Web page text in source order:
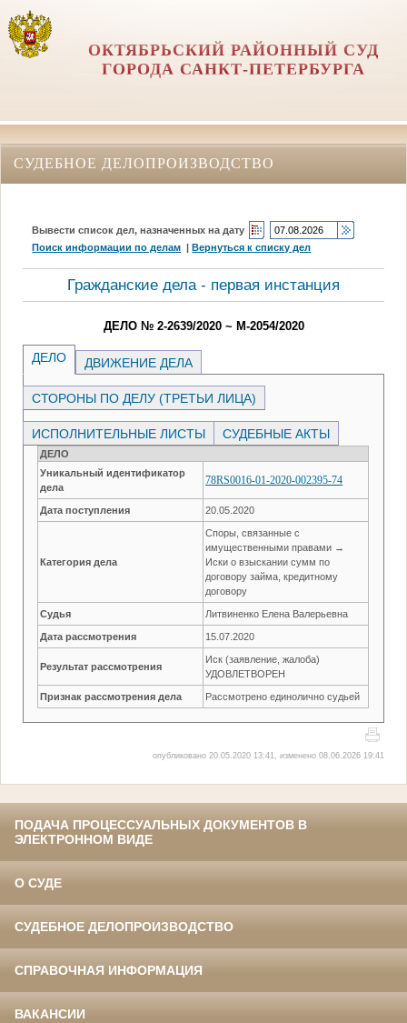
ОКТЯБРЬСКИЙ РАЙОННЫЙ СУД
ГОРОДА САНКТ-ПЕТЕРБУРГА
СУДЕБНОЕ ДЕЛОПРОИЗВОДСТВО
Вывести список дел, назначенных на дату
Поиск информации по делам |Вернуться к списку дел
Гражданские дела - первая инстанция
ДЕЛО № 2-2639/2020 ~ М-2054/2020
ДЕЛО ДВИЖЕНИЕ ДЕЛА
СТОРОНЫ ПО ДЕЛУ (ТРЕТЬИ ЛИЦА)
ИСПОЛНИТЕЛЬНЫЕ ЛИСТЫ СУДЕБНЫЕ АКТЫ
ДЕЛО
Уникальный идентификатор
дела
78RS0016-01-2020-002395-74
Дата поступления 20.05.2020
Категория дела
Споры, связанные с
имущественными правами →
Иски о взыскании сумм по
договору займа, кредитному
договору
Судья Литвиненко Елена Валерьевна
Дата рассмотрения 15.07.2020
Результат рассмотрения
Иск (заявление, жалоба)
УДОВЛЕТВОРЕН
Признак рассмотрения дела Рассмотрено единолично судьей
опубликовано 20.05.2020 13:41, изменено 08.06.2026 19:41
ПОДАЧА ПРОЦЕССУАЛЬНЫХ ДОКУМЕНТОВ В
ЭЛЕКТРОННОМ ВИДЕ
О СУДЕ
СУДЕБНОЕ ДЕЛОПРОИЗВОДСТВО
СПРАВОЧНАЯ ИНФОРМАЦИЯ
ВАКАНСИИ